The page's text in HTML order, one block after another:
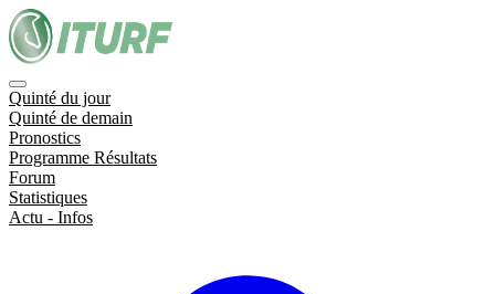
Quinté du jour
Quinté de demain
Pronostics
Programme Résultats
Forum
Statistiques
Actu - Infos